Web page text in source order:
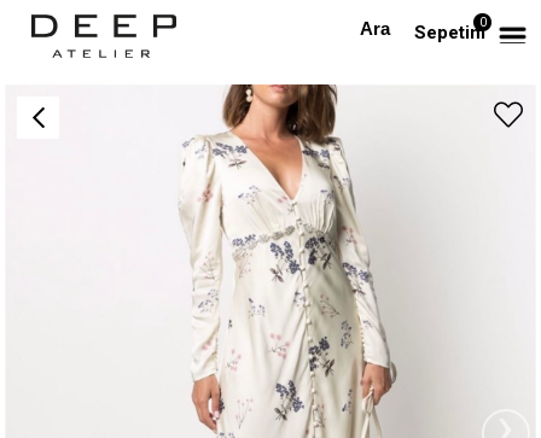
Sepetim0
Anasayfa TÜM ELBİSELER Desenli V Yaka Tasarım Saten Elbise